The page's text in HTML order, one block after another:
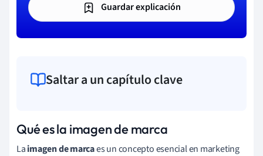
Guardar explicación
Saltar a un capítulo clave
Qué es la imagen de marca
Laimagen de marcaes un concepto esencial en marketing